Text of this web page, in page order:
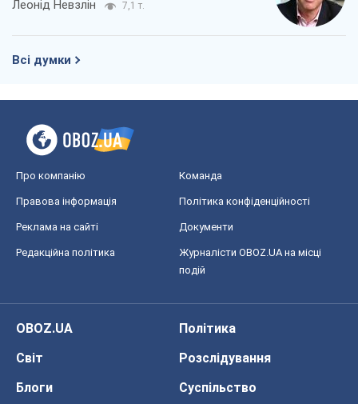
Леонід Невзлін 7,1 т.
Всі думки
Про компанію Команда
Правова інформація Політика конфіденційності
Реклама на сайті Документи
Редакційна політика
Журналісти OBOZ.UA на місці
подій
OBOZ.UA
Політика
Світ
Розслідування
Блоги
Суспільство